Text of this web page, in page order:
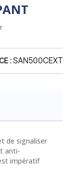
:SAN500CEXT
de signaliser
anti-
impératif